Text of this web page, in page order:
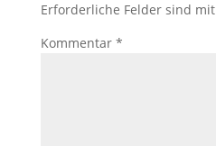
Erforderliche Felder sind mit
Kommentar *